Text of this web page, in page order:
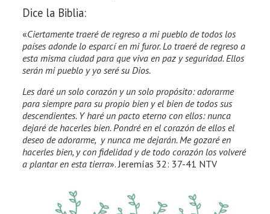
Dice la Biblia:
«Ciertamente traeré de regreso a mi pueblo de todos los
países adonde lo esparcí en mi furor. Lo traeré de regreso a
esta misma ciudad para que viva en paz y seguridad. Ellos
serán mi pueblo y yo seré su Dios.
Les daré un solo corazón y un solo propósito: adorarme
para siempre para su propio bien y el bien de todos sus
descendientes. Y haré un pacto eterno con ellos: nunca
dejaré de hacerles bien. Pondré en el corazón de ellos el
deseo de adorarme, y nunca me dejarán. Me gozaré en
hacerles bien, y con fidelidad y de todo corazón los volveré
a plantar en esta tierra». Jeremías 32: 37-41 NTV